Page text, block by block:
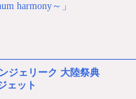
harmony～」
ジェリーク 大陸祭典
ェット